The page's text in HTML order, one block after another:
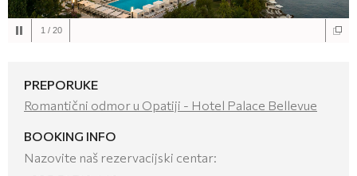
1 / 20
PREPORUKE
Romantični odmor u Opatiji - Hotel Palace Bellevue
BOOKING INFO
Nazovite naš rezervacijski centar: